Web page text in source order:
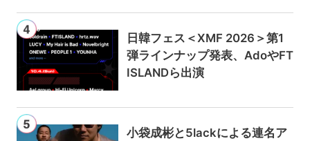
日韓フェス＜XMF 2026＞第1
弾ラインナップ発表、AdoやFT
ISLANDら出演
小袋成彬と5lackによる連名ア